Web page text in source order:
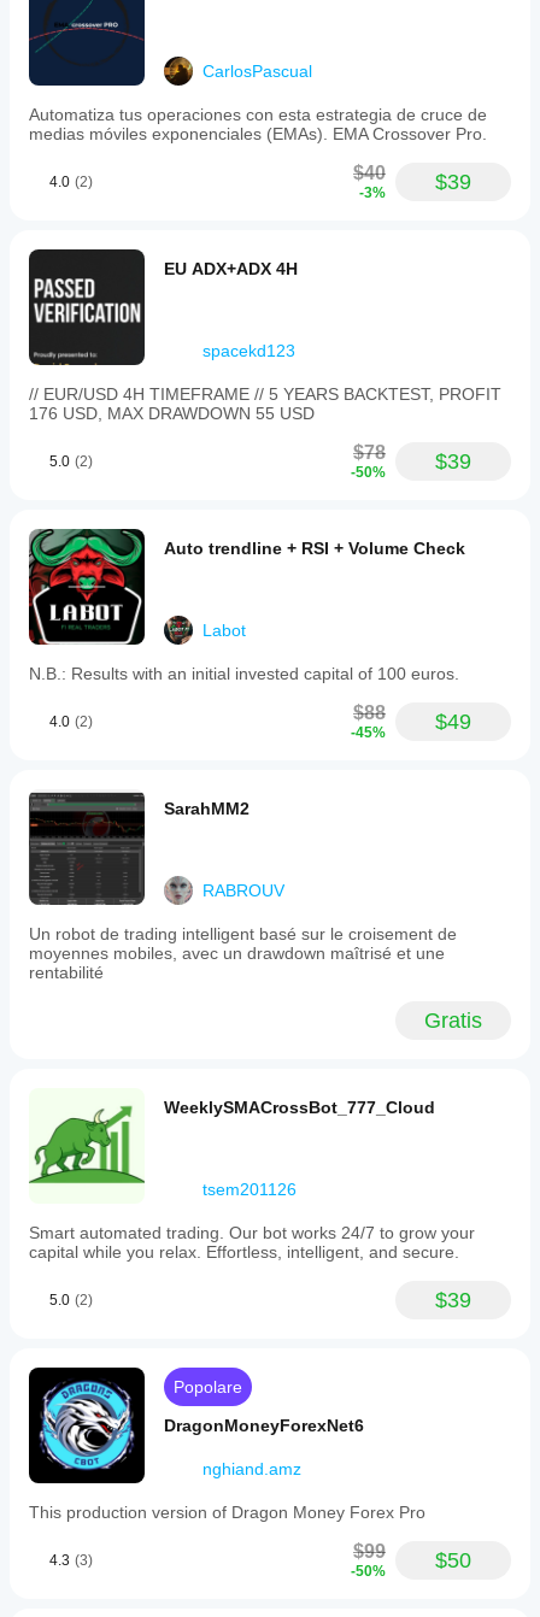
CarlosPascual
Automatiza tus operaciones con esta estrategia de cruce de
medias móviles exponenciales (EMAs). EMA Crossover Pro.
4.0 (2) $40
-3% $39
EU ADX+ADX 4H
spacekd123
// EUR/USD 4H TIMEFRAME // 5 YEARS BACKTEST, PROFIT
176 USD, MAX DRAWDOWN 55 USD
5.0 (2) $78
-50% $39
Auto trendline + RSI + Volume Check
Labot
N.B.: Results with an initial invested capital of 100 euros.
4.0 (2) $88
-45% $49
SarahMM2
RABROUV
Un robot de trading intelligent basé sur le croisement de
moyennes mobiles, avec un drawdown maîtrisé et une
rentabilité
Gratis
WeeklySMACrossBot_777_Cloud
tsem201126
Smart automated trading. Our bot works 24/7 to grow your
capital while you relax. Effortless, intelligent, and secure.
5.0 (2) $39
Popolare
DragonMoneyForexNet6
nghiand.amz
This production version of Dragon Money Forex Pro
4.3 (3) $99
-50% $50